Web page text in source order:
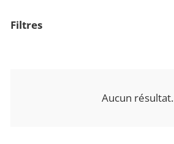
Filtres
Aucun résultat.